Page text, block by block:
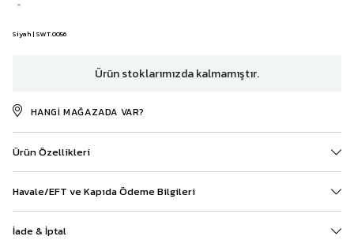
Siyah | SWT.0056
Ürün stoklarımızda kalmamıştır.
HANGI MAĞAZADA VAR?
Ürün Özellikleri
Havale/EFT ve Kapıda Ödeme Bilgileri
İade & İptal